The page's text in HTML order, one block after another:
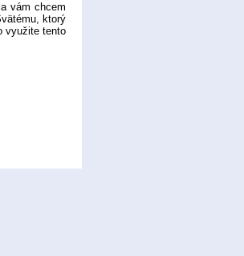
vám chcem
ktorý
využite tento